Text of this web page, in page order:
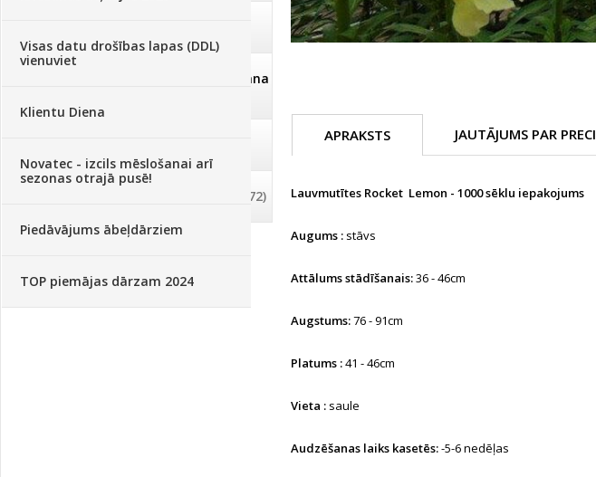
Visas datu drošības lapas (DDL)
vienuviet
Klientu Diena
Novatec - izcils mēslošanai arī
sezonas otrajā pusē!
Piedāvājums ābeļdārziem
TOP piemājas dārzam 2024
Dezinfekcija, tīrīšana, mazgāšana
(72)
APRAKSTS JAUTĀJUMS PAR PRECI
Lauvmutītes Rocket Lemon - 1000 sēklu iepakojums
Augums : stāvs
Attālums stādīšanais:36 - 46cm
Augstums:76 - 91cm
Platums :41 - 46cm
Vieta : saule
Audzēšanas laiks kasetēs:-5-6 nedēļas